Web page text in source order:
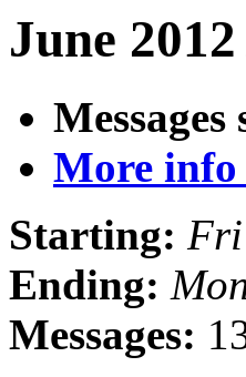
June
More info
Starting: Fri
Ending:
Messages: